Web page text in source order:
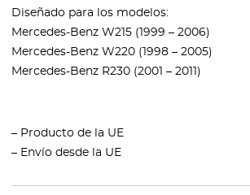
Diseñado para los modelos:
Mercedes-Benz W215 (1999 – 2006)
Mercedes-Benz W220 (1998 – 2005)
Mercedes-Benz R230 (2001 – 2011)
– Producto de la UE
– Envío desde la UE